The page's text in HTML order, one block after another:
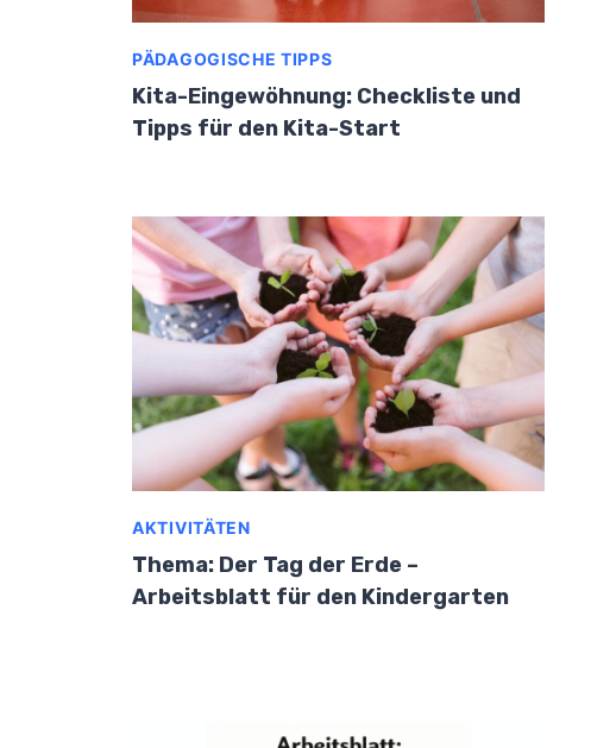
PÄDAGOGISCHE TIPPS
Kita-Eingewöhnung: Checkliste und
Tipps für den Kita-Start
AKTIVITÄTEN
Thema: Der Tag der Erde –
Arbeitsblatt für den Kindergarten